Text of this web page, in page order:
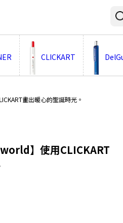
CLICKART
畫出暖心的聖誕時光。
】使用CLICKART